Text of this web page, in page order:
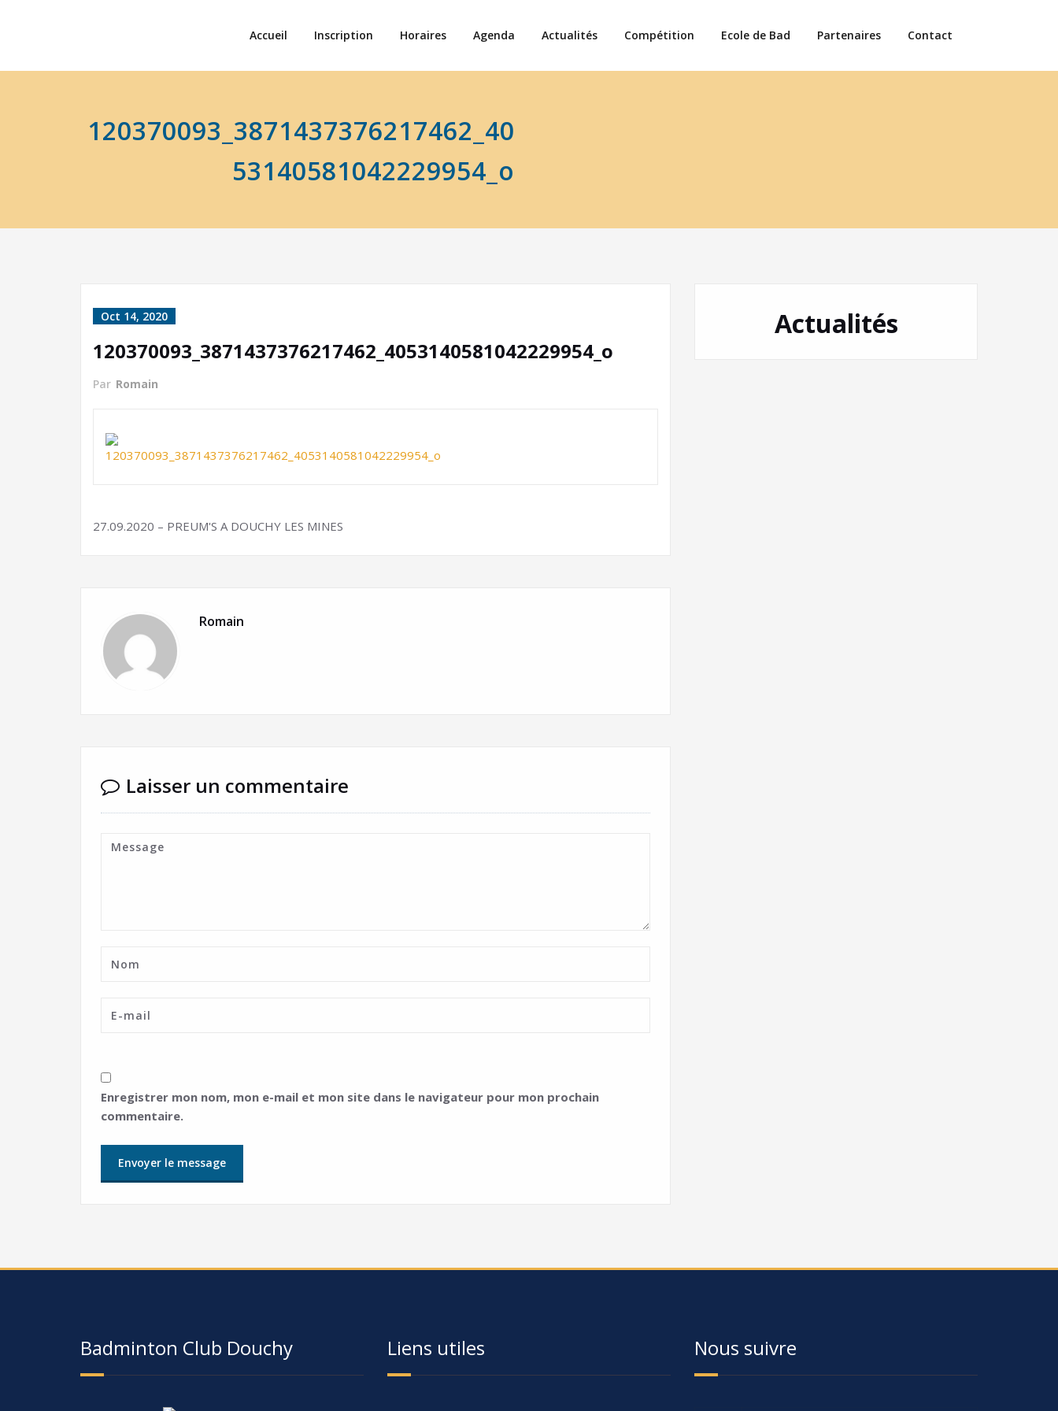
Accueil Inscription Horaires Agenda Actualités Compétition Ecole de Bad Partenaires Contact
120370093_3871437376217462_40
53140581042229954_o
Oct 14, 2020
120370093_3871437376217462_4053140581042229954_o
Par Romain
27.09.2020 – PREUM'S A DOUCHY LES MINES
Romain
Laisser un commentaire
Enregistrer mon nom, mon e-mail et mon site dans le navigateur pour mon prochain
commentaire.
Actualités
Badminton Club Douchy Liens utiles Nous suivre